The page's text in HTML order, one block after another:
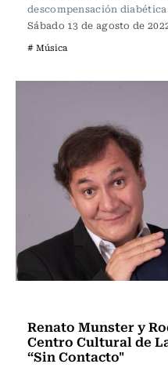
descompensación
Sábado 13 de agosto de
# Música
Renato Munster y
Centro Cultural de
“Sin Contacto"